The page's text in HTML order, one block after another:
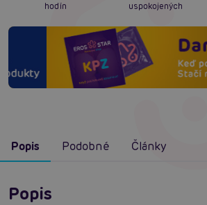
hodín
uspokojených
Popis Podobné Články
Popis